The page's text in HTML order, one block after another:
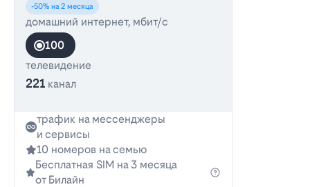
-50% на 2 месяца
домашний интернет, мбит/с
100
телевидение
221 канал
трафик на мессенджеры
и сервисы
10 номеров на семью
Бесплатная SIM на 3 месяца
от Билайн